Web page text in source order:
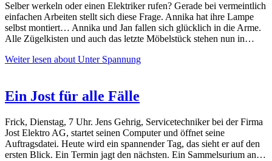
Selber werkeln oder einen Elektriker rufen? Gerade bei vermeintlich
einfachen Arbeiten stellt sich diese Frage. Annika hat ihre Lampe
selbst montiert… Annika und Jan fallen sich glücklich in die Arme.
Alle Zügelkisten und auch das letzte Möbelstück stehen nun in…
Weiter lesen about Unter Spannung
Ein Jost für alle Fälle
Frick, Dienstag, 7 Uhr. Jens Gehrig, Servicetechniker bei der Firma
Jost Elektro AG, startet seinen Computer und öffnet seine
Auftragsdatei. Heute wird ein spannender Tag, das sieht er auf den
ersten Blick. Ein Termin jagt den nächsten. Ein Sammelsurium an…